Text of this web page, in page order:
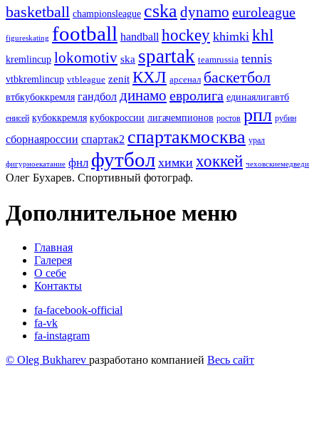
basketball championsleague cskadynamo euroleague
figureskating football handball hockey khimki khl
kremlincup lokomotiv ska spartak teamrussia tennis
vtbkremlincup vtbleague zenit КХЛ арсенал баскетбол
втбкубоккремля гандбол динамо евролига единаялигавтб
енисей кубоккремля кубокроссии лигачемпионов ростов рпл рубин
сборнаяроссии спартак2 спартакмосква урал
фигурноекатание фнл футбол химки хоккей чеховскиемедведи
Олег Бухарев. Спортивный фотограф.
Дополнительное меню
Главная
Галерея
О себе
Контакты
fa-facebook-official
fa-vk
fa-instagram
© Oleg Bukharev разработано компанией Весь сайт